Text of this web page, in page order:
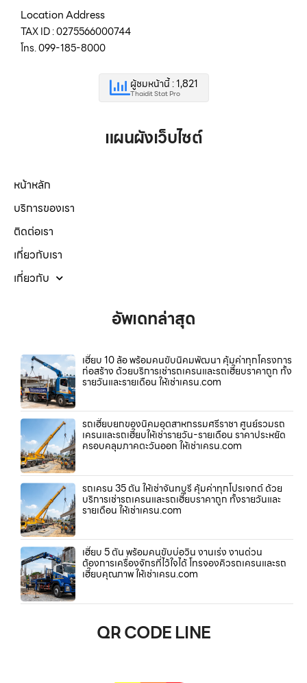
Location Address
TAX ID : 0275566000744
โทร. 099-185-8000
ผู้ชมหน้านี้ : 1,821
Thaidit Stat Pro
แผนผังเว็บไซต์
หน้าหลัก
บริการของเรา
ติดต่อเรา
เกี่ยวกับเรา
เกี่ยวกับ
อัพเดทล่าสุด
เฮี๊ยบ 10 ล้อ พร้อมคนขับนิคมพัฒนา คุ้มค่าทุกโครงการ
ก่อสร้าง ด้วยบริการเช่ารถเครนและรถเฮี๊ยบราคาถูก ทั้ง
รายวันและรายเดือน ให้เช่าเครน.com
รถเฮี๊ยบยกของนิคมอุตสาหกรรมศรีราชา ศูนย์รวมรถ
เครนและรถเฮี๊ยบให้เช่ารายวัน-รายเดือน ราคาประหยัด
ครอบคลุมภาคตะวันออก ให้เช่าเครน.com
รถเครน 35 ตัน ให้เช่าจันทบุรี คุ้มค่าทุกโปรเจกต์ ด้วย
บริการเช่ารถเครนและรถเฮี๊ยบราคาถูก ทั้งรายวันและ
รายเดือน ให้เช่าเครน.com
เฮี๊ยบ 5 ตัน พร้อมคนขับบ่อวิน งานเร่ง งานด่วน
ต้องการเครื่องจักรที่ไว้ใจได้ โทรจองคิวรถเครนและรถ
เฮี๊ยบคุณภาพ ให้เช่าเครน.com
QR CODE LINE